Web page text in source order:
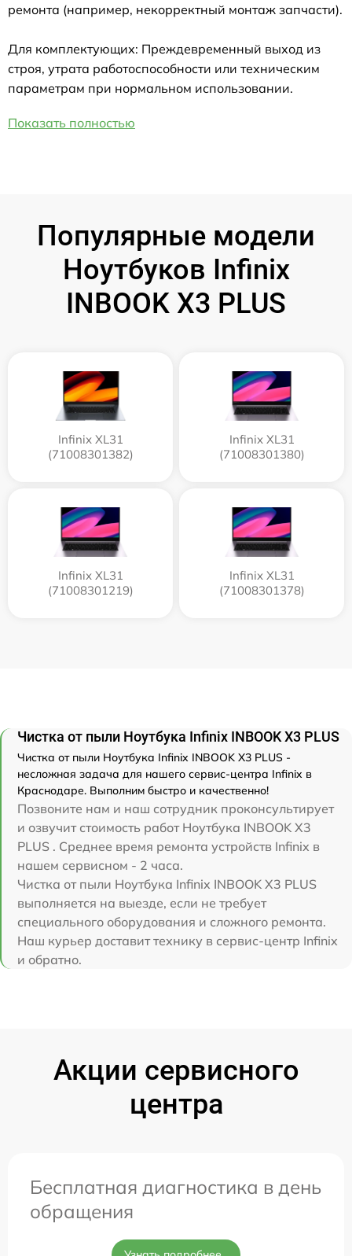
ремонта (например, некорректный монтаж запчасти).
Для комплектующих: Преждевременный выход из
строя, утрата работоспособности или техническим
параметрам при нормальном использовании.
Показать полностью
Популярные модели
Ноутбуков Infinix
INBOOK X3 PLUS
Infinix XL31
(71008301382)
Infinix XL31
(71008301380)
Infinix XL31
(71008301219)
Infinix XL31
(71008301378)
Чистка от пыли Ноутбука Infinix INBOOK X3 PLUS
Чистка от пыли Ноутбука Infinix INBOOK X3 PLUS -
несложная задача для нашего сервис-центра Infinix в
Краснодаре. Выполним быстро и качественно!
Позвоните нам и наш сотрудник проконсультирует
и озвучит стоимость работ Ноутбука INBOOK X3
PLUS . Среднее время ремонта устройств Infinix в
нашем сервисном - 2 часа.
Чистка от пыли Ноутбука Infinix INBOOK X3 PLUS
выполняется на выезде, если не требует
специального оборудования и сложного ремонта.
Наш курьер доставит технику в сервис-центр Infinix
и обратно.
Акции сервисного
центра
Бесплатная диагностика в день
обращения